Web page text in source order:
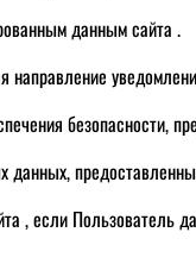
данным сайта .
безопасности,
данных,
, если Пользователь